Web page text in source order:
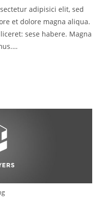
adipisici elit, sed
et dolore magna aliqua.
sese habere. Magna